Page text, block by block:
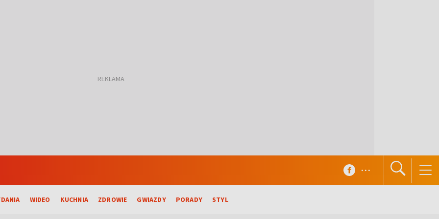
WIDEO KUCHNIA ZDROWIE GWIAZDY PORADY STYL
...